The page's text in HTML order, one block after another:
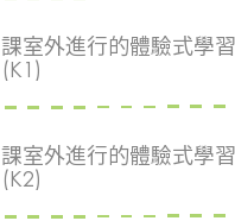
課室外進行的體驗式學
(K1)
課室外進行的體驗式學
(K2)